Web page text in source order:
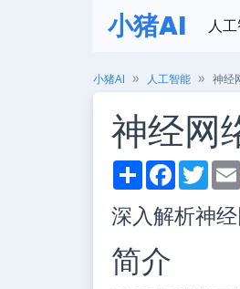
小猪AI 人
小猪AI 人工智能 神经
神经网
S
h
r
e
F
a
e
b
T
w
t
t
深入解析神
简介